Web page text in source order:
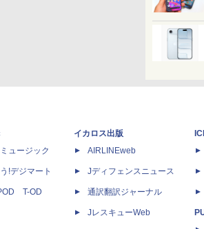
ュージック
!デジマート
T-OD
イカロス出版
AIRLINEweb
Jディフェンスニュース
通訳翻訳ジャーナル
JレスキューWeb